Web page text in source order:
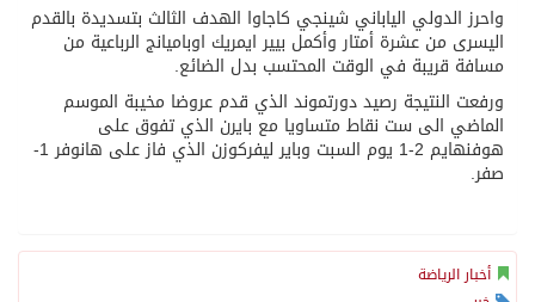
واحرز الدولي الياباني شينجي كاجاوا الهدف الثالث بتسديدة بالقدم
اليسرى من عشرة أمتار وأكمل بيير ايمريك اوباميانج الرباعية من
مسافة قريبة في الوقت المحتسب بدل الضائع.
ورفعت النتيجة رصيد دورتموند الذي قدم عروضا مخيبة الموسم
الماضي الى ست نقاط متساويا مع بايرن الذي تفوق على
هوفنهايم 2-1 يوم السبت وباير ليفركوزن الذي فاز على هانوفر 1-
صفر.
أخبار الرياضة